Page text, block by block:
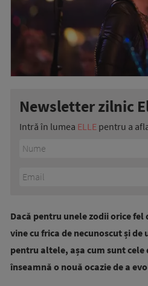
Newsletter zilnic
Intră în lumea ELLE pentru a
Dacă pentru unele zodii orice
vine cu frica de necunoscut și de
pentru altele, așa cum sunt cele
înseamnă o nouă ocazie de a